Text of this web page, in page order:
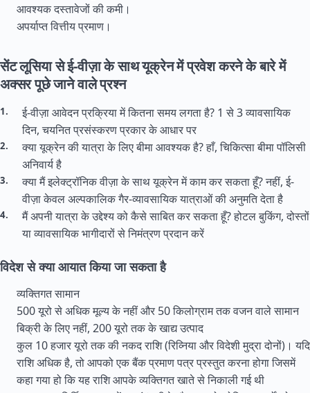
आवश्यक दस्तावेजों की कमी।
अपर्याप्त वित्तीय प्रमाण।
सेंट लूसिया से ई-वीज़ा के साथ यूक्रेन में प्रवेश करने के बारे में
अक्सर पूछे जाने वाले प्रश्न
ई-वीज़ा आवेदन प्रक्रिया में कितना समय लगता है? 1 से 3 व्यावसायिक
दिन, चयनित प्रसंस्करण प्रकार के आधार पर
क्या यूक्रेन की यात्रा के लिए बीमा आवश्यक है? हाँ, चिकित्सा बीमा पॉलिसी
अनिवार्य है
क्या मैं इलेक्ट्रॉनिक वीज़ा के साथ यूक्रेन में काम कर सकता हूँ? नहीं, ई-
वीज़ा केवल अल्पकालिक गैर-व्यावसायिक यात्राओं की अनुमति देता है
मैं अपनी यात्रा के उद्देश्य को कैसे साबित कर सकता हूँ? होटल बुकिंग, दोस्तों
या व्यावसायिक भागीदारों से निमंत्रण प्रदान करें
विदेश से क्या आयात किया जा सकता है
व्यक्तिगत सामान
500 यूरो से अधिक मूल्य के नहीं और 50 किलोग्राम तक वजन वाले सामान
बिक्री के लिए नहीं, 200 यूरो तक के खाद्य उत्पाद
कुल 10 हजार यूरो तक की नकद राशि (रिव्निया और विदेशी मुद्रा दोनों)। यदि
राशि अधिक है, तो आपको एक बैंक प्रमाण पत्र प्रस्तुत करना होगा जिसमें
कहा गया हो कि यह राशि आपके व्यक्तिगत खाते से निकाली गई थी